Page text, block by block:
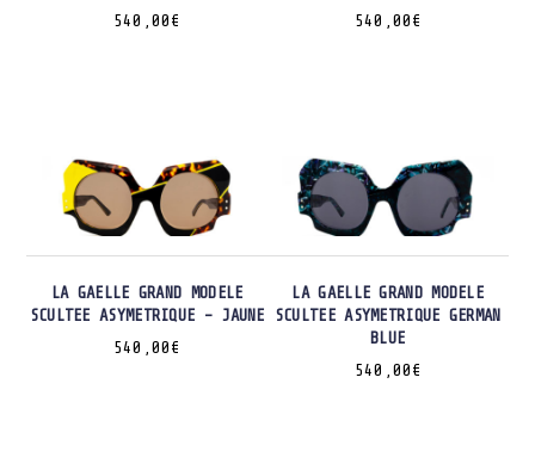
540,00 €
540,00 €
LA GAELLE GRAND MODELE
SCULTEE ASYMETRIQUE – JAUNE
540,00 €
LA GAELLE GRAND MODELE
SCULTEE ASYMETRIQUE GERMAN
BLUE
540,00 €